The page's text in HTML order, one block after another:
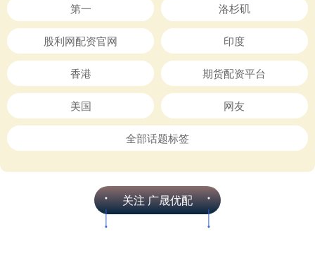
第一 洛杉矶
股利网配资官网 印度
香港 期货配资平台
美国 网友
全部话题标签
关注 广晟优配